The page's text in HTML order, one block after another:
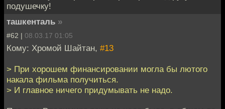
подушечку!
ташкенталь »
#62 | 08.03.17 01:05
Кому: Хромой Шайтан, #13
> При хорошем финансировании могла бы лютого
накала фильма получиться.
> И главное ничего придумывать не надо.